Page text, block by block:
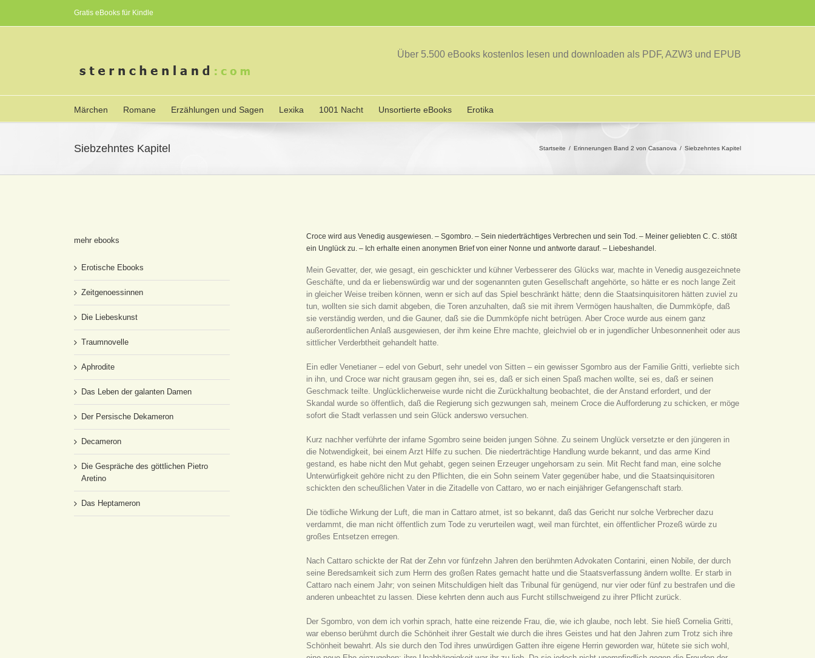
Gratis eBooks für Kindle
Über 5.500 eBooks kostenlos lesen und downloaden als PDF, AZW3 und EPUB
Märchen Romane Erzählungen und Sagen Lexika 1001 Nacht Unsortierte eBooks Erotika
Siebzehntes Kapitel Startseite Erinnerungen Band 2 von Casanova Siebzehntes Kapitel
Croce wird aus Venedig ausgewiesen. – Sgombro. – Sein niederträchtiges Verbrechen und sein Tod. – Meiner geliebten C. C. stößt
ein Unglück zu. – Ich erhalte einen anonymen Brief von einer Nonne und antworte darauf. – Liebeshandel.
Mein Gevatter, der, wie gesagt, ein geschickter und kühner Verbesserer des Glücks war, machte in Venedig ausgezeichnete
Geschäfte, und da er liebenswürdig war und der sogenannten guten Gesellschaft angehörte, so hätte er es noch lange Zeit
in gleicher Weise treiben können, wenn er sich auf das Spiel beschränkt hätte; denn die Staatsinquisitoren hätten zuviel zu
tun, wollten sie sich damit abgeben, die Toren anzuhalten, daß sie mit ihrem Vermögen haushalten, die Dummköpfe, daß
sie verständig werden, und die Gauner, daß sie die Dummköpfe nicht betrügen. Aber Croce wurde aus einem ganz
außerordentlichen Anlaß ausgewiesen, der ihm keine Ehre machte, gleichviel ob er in jugendlicher Unbesonnenheit oder aus
sittlicher Verderbtheit gehandelt hatte.
Ein edler Venetianer – edel von Geburt, sehr unedel von Sitten – ein gewisser Sgombro aus der Familie Gritti, verliebte sich
in ihn, und Croce war nicht grausam gegen ihn, sei es, daß er sich einen Spaß machen wollte, sei es, daß er seinen
Geschmack teilte. Unglücklicherweise wurde nicht die Zurückhaltung beobachtet, die der Anstand erfordert, und der
Skandal wurde so öffentlich, daß die Regierung sich gezwungen sah, meinem Croce die Aufforderung zu schicken, er möge
sofort die Stadt verlassen und sein Glück anderswo versuchen.
Kurz nachher verführte der infame Sgombro seine beiden jungen Söhne. Zu seinem Unglück versetzte er den jüngeren in
die Notwendigkeit, bei einem Arzt Hilfe zu suchen. Die niederträchtige Handlung wurde bekannt, und das arme Kind
gestand, es habe nicht den Mut gehabt, gegen seinen Erzeuger ungehorsam zu sein. Mit Recht fand man, eine solche
Unterwürfigkeit gehöre nicht zu den Pflichten, die ein Sohn seinem Vater gegenüber habe, und die Staatsinquisitoren
schickten den scheußlichen Vater in die Zitadelle von Cattaro, wo er nach einjähriger Gefangenschaft starb.
Die tödliche Wirkung der Luft, die man in Cattaro atmet, ist so bekannt, daß das Gericht nur solche Verbrecher dazu
verdammt, die man nicht öffentlich zum Tode zu verurteilen wagt, weil man fürchtet, ein öffentlicher Prozeß würde zu
großes Entsetzen erregen.
Nach Cattaro schickte der Rat der Zehn vor fünfzehn Jahren den berühmten Advokaten Contarini, einen Nobile, der durch
seine Beredsamkeit sich zum Herrn des großen Rates gemacht hatte und die Staatsverfassung ändern wollte. Er starb in
Cattaro nach einem Jahr; von seinen Mitschuldigen hielt das Tribunal für genügend, nur vier oder fünf zu bestrafen und die
anderen unbeachtet zu lassen. Diese kehrten denn auch aus Furcht stillschweigend zu ihrer Pflicht zurück.
Der Sgombro, von dem ich vorhin sprach, hatte eine reizende Frau, die, wie ich glaube, noch lebt. Sie hieß Cornelia Gritti,
war ebenso berühmt durch die Schönheit ihrer Gestalt wie durch die ihres Geistes und hat den Jahren zum Trotz sich ihre
Schönheit bewahrt. Als sie durch den Tod ihres unwürdigen Gatten ihre eigene Herrin geworden war, hütete sie sich wohl,
mehr ebooks
Erotische Ebooks
Zeitgenoessinnen
Die Liebeskunst
Traumnovelle
Aphrodite
Das Leben der galanten Damen
Der Persische Dekameron
Decameron
Die Gespräche des göttlichen Pietro
Aretino
Das Heptameron